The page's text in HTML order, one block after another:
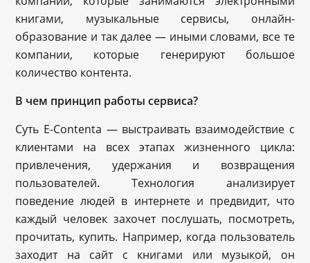
книгами, музыкальные сервисы, онлайн-
образование и так далее — иными словами, все те
компании, которые генерируют большое
количество контента.
В чем принцип работы сервиса?
Суть E-Contenta — выстраивать взаимодействие с
клиентами на всех этапах жизненного цикла:
привлечения, удержания и возвращения
пользователей. Технология анализирует
поведение людей в интернете и предвидит, что
каждый человек захочет послушать, посмотреть,
прочитать, купить. Например, когда пользователь
заходит на сайт с книгами или музыкой, он